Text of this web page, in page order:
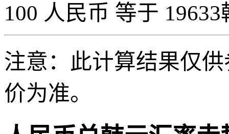
100 人民币 等于
注意：此计算结果仅
价为准。